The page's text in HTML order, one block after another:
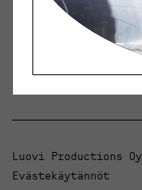
Keskustelua,
Luovi Productions Oy
Evästekäytännöt